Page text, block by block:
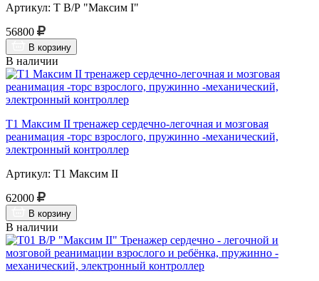
Артикул: Т В/Р "Максим I"
56800
В корзину
В наличии
Т1 Максим II тренажер сердечно-легочная и мозговая
реанимация -торс взрослого, пружинно -механический,
электронный контроллер
Артикул: Т1 Максим II
62000
В корзину
В наличии